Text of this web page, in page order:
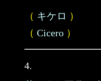
（ キケロ ）
（ Cicero ）
4.